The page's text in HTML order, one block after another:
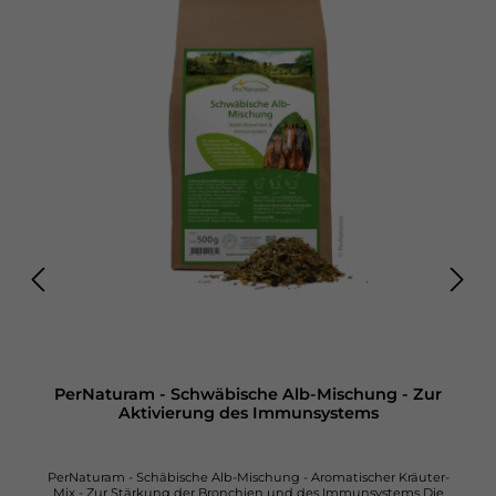
PerNaturam - Schwäbische Alb-Mischung - Zur
Aktivierung des Immunsystems
PerNaturam - Schäbische Alb-Mischung - Aromatischer Kräuter-
Mix - Zur Stärkung der Bronchien und des Immunsystems Die